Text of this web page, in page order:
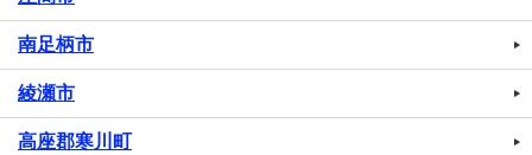
南足柄市
綾瀬市
高座郡寒川町